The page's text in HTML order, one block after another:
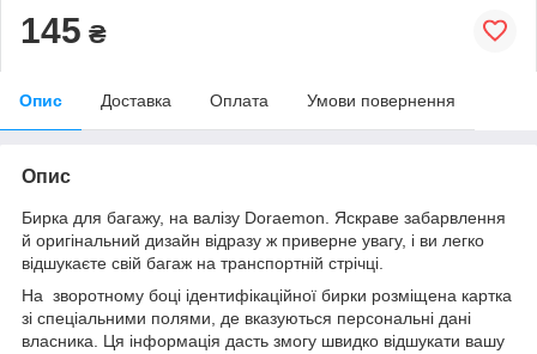
145 ₴
Опис Доставка Оплата Умови повернення
Опис
Бирка для багажу, на валізу Doraemon. Яскраве забарвлення
й оригінальний дизайн відразу ж приверне увагу, і ви легко
відшукаєте свій багаж на транспортній стрічці.
На зворотному боці ідентифікаційної бирки розміщена картка
зі спеціальними полями, де вказуються персональні дані
власника. Ця інформація дасть змогу швидко відшукати вашу